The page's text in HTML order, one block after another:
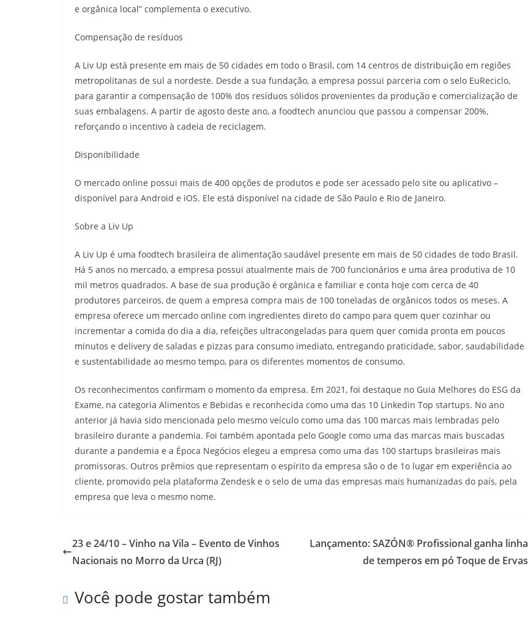
e orgânica local” complementa o executivo.
Compensação de resíduos
A Liv Up está presente em mais de 50 cidades em todo o Brasil, com 14 centros de distribuição em regiões
metropolitanas de sul a nordeste. Desde a sua fundação, a empresa possui parceria com o selo EuReciclo,
para garantir a compensação de 100% dos resíduos sólidos provenientes da produção e comercialização de
suas embalagens. A partir de agosto deste ano, a foodtech anunciou que passou a compensar 200%,
reforçando o incentivo à cadeia de reciclagem.
Disponibilidade
O mercado online possui mais de 400 opções de produtos e pode ser acessado pelo site ou aplicativo –
disponível para Android e iOS. Ele está disponível na cidade de São Paulo e Rio de Janeiro.
Sobre a Liv Up
A Liv Up é uma foodtech brasileira de alimentação saudável presente em mais de 50 cidades de todo Brasil.
Há 5 anos no mercado, a empresa possui atualmente mais de 700 funcionários e uma área produtiva de 10
mil metros quadrados. A base de sua produção é orgânica e familiar e conta hoje com cerca de 40
produtores parceiros, de quem a empresa compra mais de 100 toneladas de orgânicos todos os meses. A
empresa oferece um mercado online com ingredientes direto do campo para quem quer cozinhar ou
incrementar a comida do dia a dia, refeições ultracongeladas para quem quer comida pronta em poucos
minutos e delivery de saladas e pizzas para consumo imediato, entregando praticidade, sabor, saudabilidade
e sustentabilidade ao mesmo tempo, para os diferentes momentos de consumo.
Os reconhecimentos confirmam o momento da empresa. Em 2021, foi destaque no Guia Melhores do ESG da
Exame, na categoria Alimentos e Bebidas e reconhecida como uma das 10 Linkedin Top startups. No ano
anterior já havia sido mencionada pelo mesmo veículo como uma das 100 marcas mais lembradas pelo
brasileiro durante a pandemia. Foi também apontada pelo Google como uma das marcas mais buscadas
durante a pandemia e a Época Negócios elegeu a empresa como uma das 100 startups brasileiras mais
promissoras. Outros prêmios que representam o espírito da empresa são o de 1o lugar em experiência ao
cliente, promovido pela plataforma Zendesk e o selo de uma das empresas mais humanizadas do país, pela
empresa que leva o mesmo nome.
23 e 24/10 – Vinho na Vila – Evento de Vinhos
Nacionais no Morro da Urca (RJ)
Lançamento: SAZÓN® Profissional ganha linha
de temperos em pó Toque de Ervas
Você pode gostar também